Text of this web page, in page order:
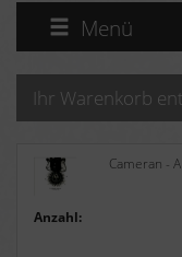
Menü
Ihr Warenkorb
Cameran -
Anzahl: